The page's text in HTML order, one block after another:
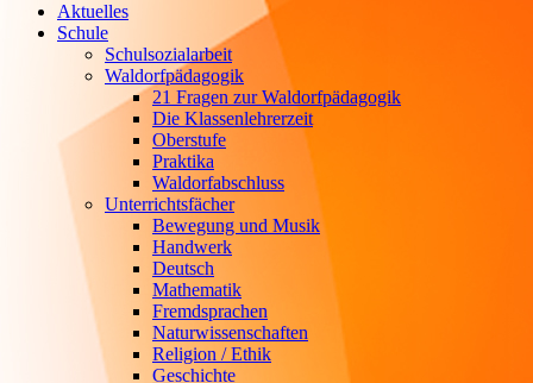
Aktuelles
Schule
Schulsozialarbeit
Waldorfpädagogik
21 Fragen zur Waldorfpädagogik
Die Klassenlehrerzeit
Oberstufe
Praktika
Waldorfabschluss
Unterrichtsfächer
Bewegung und Musik
Handwerk
Deutsch
Mathematik
Fremdsprachen
Naturwissenschaften
Religion / Ethik
Geschichte